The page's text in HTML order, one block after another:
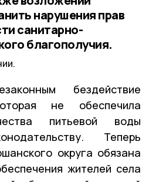
нарушения прав
санитарно-
благополучия.
бездействие
не обеспечила
питьевой воды
Теперь
округа обязана
жителей села